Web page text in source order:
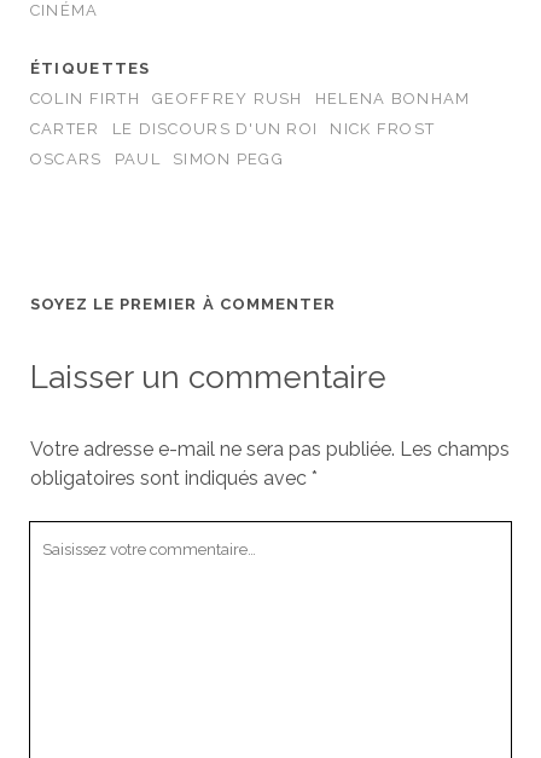
CINÉMA
ÉTIQUETTES
COLIN FIRTH
GEOFFREY RUSH
HELENA BONHAM
CARTER
LE DISCOURS D'UN ROI
NICK FROST
OSCARS
PAUL SIMON PEGG
SOYEZ LE PREMIER À COMMENTER
Laisser un commentaire
Votre adresse e-mail ne sera pas publiée. Les champs
obligatoires sont indiqués avec *